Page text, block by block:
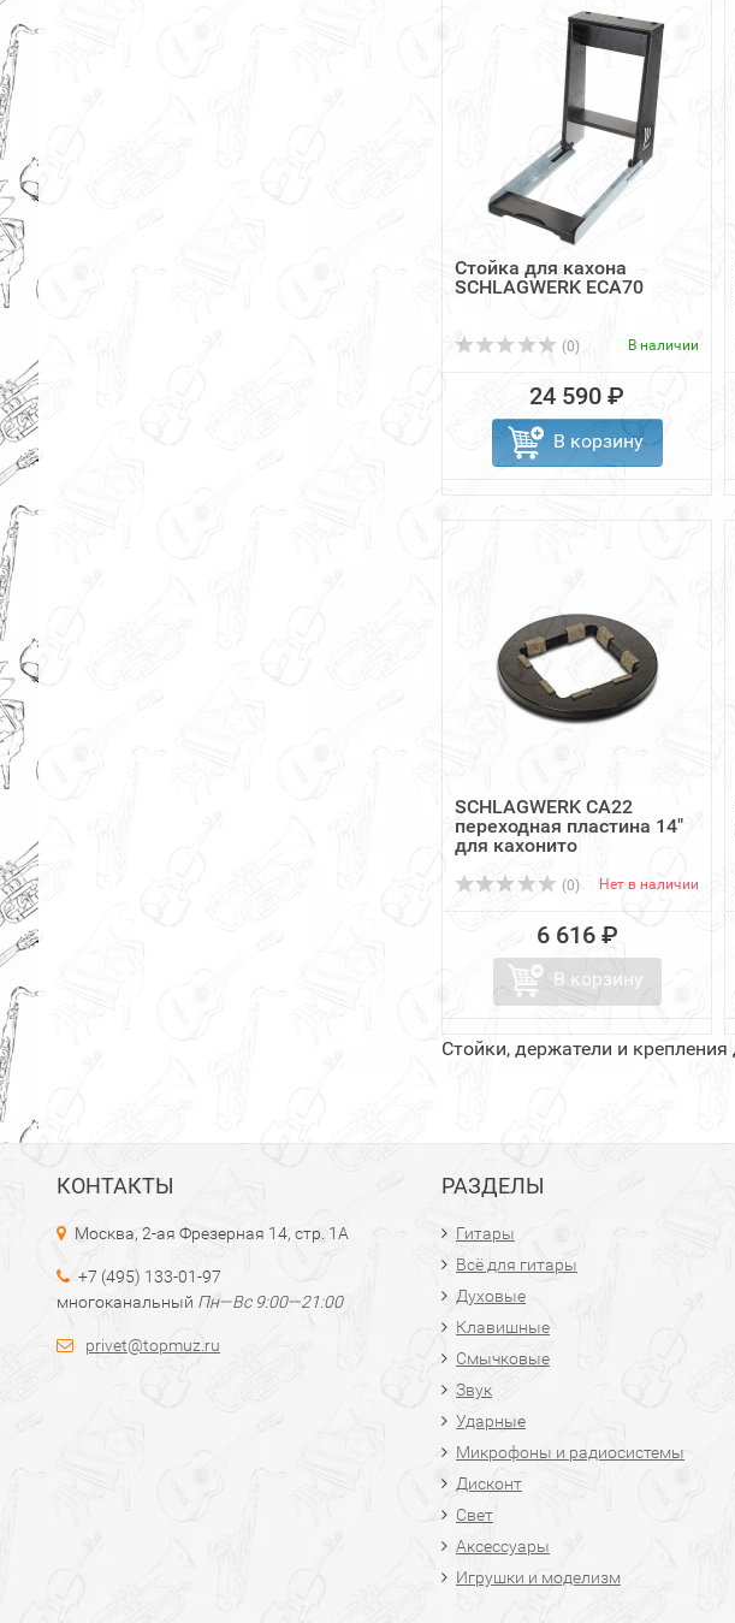
Стойка для кахона
SCHLAGWERK ECA70
(0) В наличии
24 590 ₽
В корзину
SCHLAGWERK CA22
переходная пластина 14"
для кахонито
(0) Нет в наличии
6 616 ₽
В корзину
Стойки, держатели и
КОНТАКТЫ
Москва, 2-ая Фрезерная 14, стр. 1А
+7 (495) 133-01-97
многоканальный Пн—Вс 9:00—21:00
privet@topmuz.ru
РАЗДЕЛЫ
Гитары
Всё для гитары
Духовые
Клавишные
Смычковые
Звук
Ударные
Микрофоны и радиосистемы
Дисконт
Свет
Аксессуары
Игрушки и моделизм